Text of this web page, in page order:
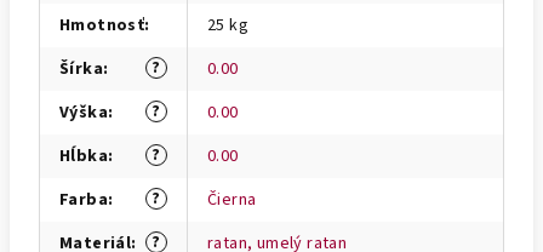
Hmotnosť:
25 kg
?
Šírka:
0.00
?
Výška:
0.00
?
Hĺbka:
0.00
?
Farba:
Čierna
?
Materiál:
ratan, umelý ratan